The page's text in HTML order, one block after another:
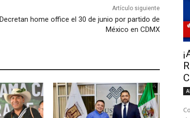
Artículo siguiente
Decretan home office el 30 de junio por partido de
México en CDMX